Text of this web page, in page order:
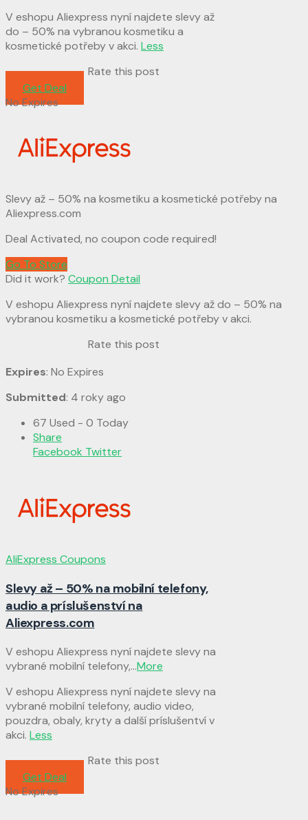
V eshopu Aliexpress nyní najdete slevy až
do – 50% na vybranou kosmetiku a
kosmetické potřeby v akci. Less
Rate this post
Get Deal
No Expires
Slevy až – 50% na kosmetiku a kosmetické potřeby na
Aliexpress.com
Deal Activated, no coupon code required!
Go To Store
Did it work? Coupon Detail
V eshopu Aliexpress nyní najdete slevy až do – 50% na
vybranou kosmetiku a kosmetické potřeby v akci.
Rate this post
Expires: No Expires
Submitted: 4 roky ago
67 Used - 0 Today
Share
Facebook Twitter
AliExpress Coupons
Slevy až – 50% na mobilní telefony,
audio a príslušenství na
Aliexpress.com
V eshopu Aliexpress nyní najdete slevy na
vybrané mobilní telefony,...More
V eshopu Aliexpress nyní najdete slevy na
vybrané mobilní telefony, audio video,
pouzdra, obaly, kryty a další príslušentví v
akci. Less
Rate this post
Get Deal
No Expires